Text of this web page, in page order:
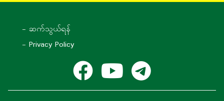
- ဆက်သွယ်ရန်
- Privacy Policy